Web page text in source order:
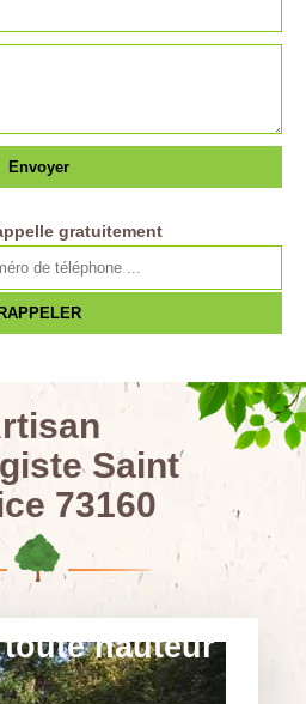
hauteur
gratuitement
Saint
73160